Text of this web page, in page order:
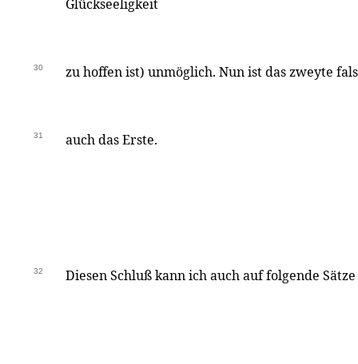
Glückseeligkeit
30 zu hoffen ist) unmöglich. Nun ist das zweyte
31 auch das Erste.
32 Diesen Schluß kann ich auch auf folgende